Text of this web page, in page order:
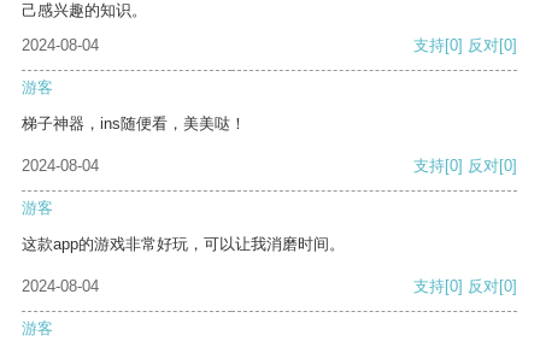
己感兴趣的知识。
2024-08-04
支持[0] 反对[0]
游客
梯子神器，ins随便看，美美哒！
2024-08-04 支持[0] 反对[0]
游客
这款app的游戏非常好玩，可以让我消磨时间。
2024-08-04 支持[0] 反对[0]
游客